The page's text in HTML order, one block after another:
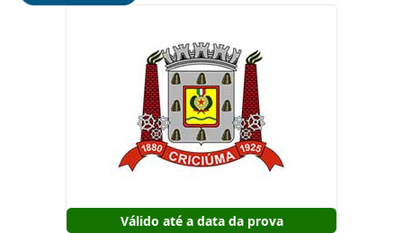
Válido até a data da prova